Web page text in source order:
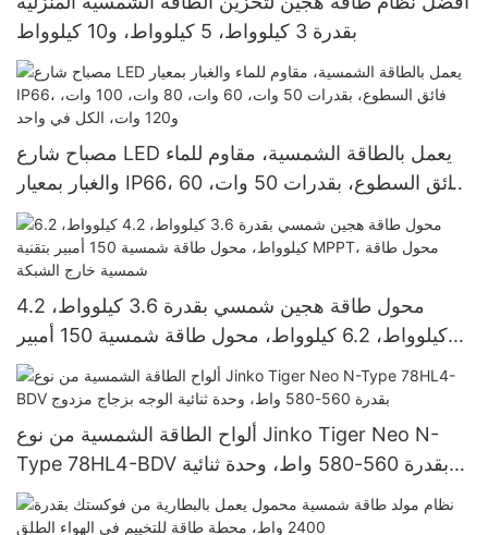
بقدرة 3 كيلوواط، 5 كيلوواط، و10 كيلوواط
مصباح شارع LED يعمل بالطاقة الشمسية، مقاوم للماء
والغبار بمعيار IP66، فائق السطوع، بقدرات 50 وات، 60
محول طاقة هجين شمسي بقدرة 3.6 كيلوواط، 4.2
كيلوواط، 6.2 كيلوواط، محول طاقة شمسية 150 أمبير
بتقنية MPPT، محول طاقة شمسية خارج الشبكة
ألواح الطاقة الشمسية من نوع Jinko Tiger Neo N-
Type 78HL4-BDV بقدرة 560-580 واط، وحدة ثنائية
الوجه بزجاج مزدوج